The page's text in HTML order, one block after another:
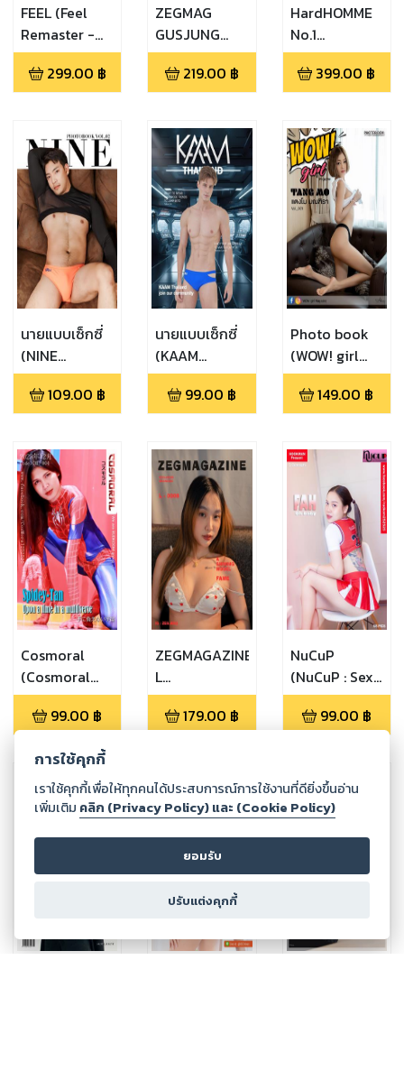
FEEL (Feel
Remaster -
003)
299.00 ฿
ZEGMAG
GUSJUNG
(ZEGMAG
GUSJUNG
EP.1)
219.00 ฿
HardHOMME
No.1
(HardHOMME
No.1 Bare
Skin)
399.00 ฿
นายแบบเซ็กซี่
(NINE
PHOTOBOOK
VOL.2)109.00 ฿
นายแบบเซ็กซี่
(KAAM
THAILAND
(Crescent
2023))
99.00 ฿
Photo book
(WOW! girl
Magazine
Vol.1)149.00 ฿
Cosmoral
(Cosmoral
CML-004 :
Spidey-Tan .
in a
multiverse)
99.00 ฿
ZEGMAGAZINE
L
(ZEGMAGAZINE
L - 0008
179.00 ฿
NuCuP
(NuCuP : Sexy
Fah 3
Concepts)
99.00 ฿
การใช้คุกกี้
เราใช้คุกกี้เพื่อให้ทุกคนได้ประสบการณ์การใช้งานที่ดียิ่งขึ้นอ่าน
เพิ่มเติม คลิก (Privacy Policy) และ (Cookie Policy)
ยอมรับ
ปรับแต่งคุกกี้